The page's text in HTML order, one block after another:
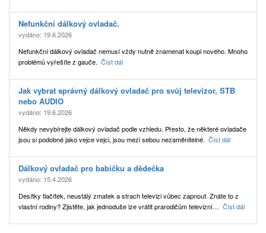
Nefunkční dálkový ovladač.
vydáno: 19.6.2026
Nefunkční dálkový ovladač nemusí vždy nutně znamenat koupi nového. Mnoho
problémů vyřešíte z gauče. Číst dál
Jak vybrat správný dálkový ovladač pro svůj televizor, STB
nebo AUDIO
vydáno: 19.6.2026
Někdy nevybírejte dálkový ovladač podle vzhledu. Přesto, že některé ovladače
jsou si podobné jako vejce vejci, jsou mezi sebou nezaměnitelné. Číst dál
Dálkový ovladač pro babičku a dědečka
vydáno: 15.4.2026
Desítky tlačítek, neustálý zmatek a strach televizi vůbec zapnout. Znáte to z
vlastní rodiny? Zjistěte, jak jednoduše lze vrátit prarodičům televizní… Číst dál